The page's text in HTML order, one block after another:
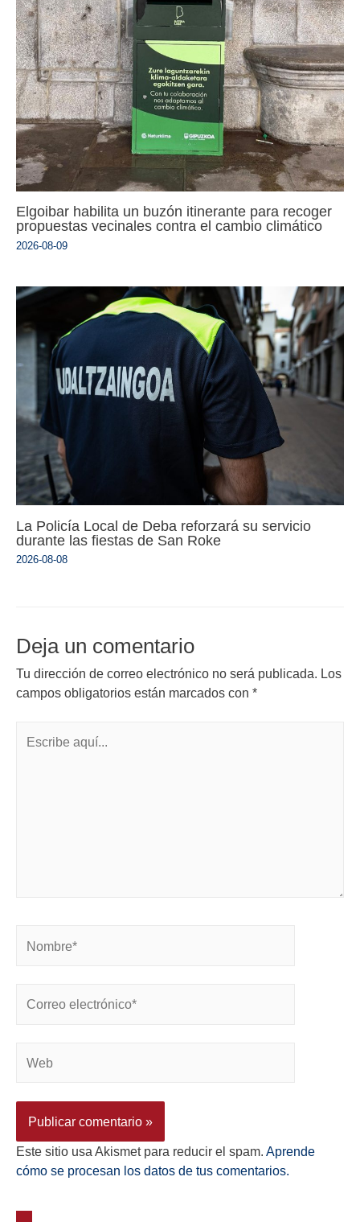
Elgoibar habilita un buzón itinerante para recoger
propuestas vecinales contra el cambio climático
2026-08-09
La Policía Local de Deba reforzará su servicio
durante las fiestas de San Roke
2026-08-08
Deja un comentario
Tu dirección de correo electrónico no será publicada. Los
campos obligatorios están marcados con *
Este sitio usa Akismet para reducir el spam. Aprende
cómo se procesan los datos de tus comentarios.